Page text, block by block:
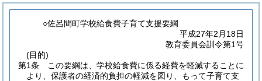
○佐呂間町学校給食費子育て支援要綱
平成27年2月18日
教育委員会訓令第1号
(目的)
第1条
この要綱は、学校給食費に係る経費を軽減することに
より、保護者の経済的負担の軽減を図り、もって子育て支